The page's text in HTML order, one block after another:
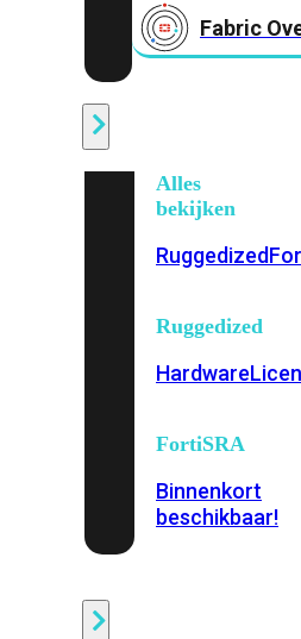
Fabric
Alles
bekijken
Ruggedized
Ruggedized
Hardware
FortiSRA
Binnenkort
beschikbaar!